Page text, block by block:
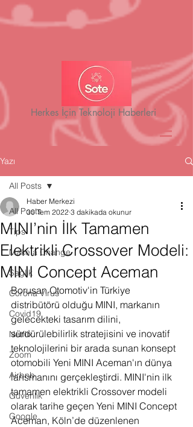
Herkes İçin Teknoloji Haberleri
Yazı
All Posts
Tips
Make a Change
Sağlık
Corona Virus
Covid19
Netflix
Zoom
Airbnb
Güvenlik
Google
All Posts
MINI’nin İlk Tamamen
Elektrikli Crossover Modeli:
MINI Concept Aceman
Haber Merkezi
30 Tem 2022 3 dakikada okunur
Borusan Otomotiv'in Türkiye
distribütörü olduğu MINI, markanın
gelecekteki tasarım dilini,
sürdürülebilirlik stratejisini ve inovatif
teknolojilerini bir arada sunan konsept
otomobili Yeni MINI Aceman'ın dünya
lansmanını gerçekleştirdi. MINI'nin ilk
tamamen elektrikli Crossover modeli
olarak tarihe geçen Yeni MINI Concept
Aceman, Köln’de düzenlenen